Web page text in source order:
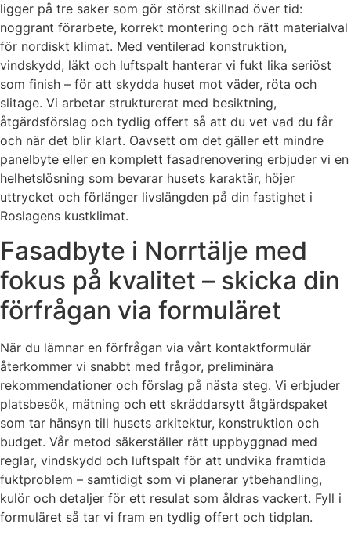
ligger på tre saker som gör störst skillnad över tid:
noggrant förarbete, korrekt montering och rätt materialval
för nordiskt klimat. Med ventilerad konstruktion,
vindskydd, läkt och luftspalt hanterar vi fukt lika seriöst
som finish – för att skydda huset mot väder, röta och
slitage. Vi arbetar strukturerat med besiktning,
åtgärdsförslag och tydlig offert så att du vet vad du får
och när det blir klart. Oavsett om det gäller ett mindre
panelbyte eller en komplett fasadrenovering erbjuder vi en
helhetslösning som bevarar husets karaktär, höjer
uttrycket och förlänger livslängden på din fastighet i
Roslagens kustklimat.
Fasadbyte i Norrtälje med
fokus på kvalitet – skicka din
förfrågan via formuläret
När du lämnar en förfrågan via vårt kontaktformulär
återkommer vi snabbt med frågor, preliminära
rekommendationer och förslag på nästa steg. Vi erbjuder
platsbesök, mätning och ett skräddarsytt åtgärdspaket
som tar hänsyn till husets arkitektur, konstruktion och
budget. Vår metod säkerställer rätt uppbyggnad med
reglar, vindskydd och luftspalt för att undvika framtida
fuktproblem – samtidigt som vi planerar ytbehandling,
kulör och detaljer för ett resulat som åldras vackert. Fyll i
formuläret så tar vi fram en tydlig offert och tidplan.